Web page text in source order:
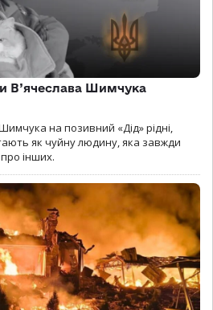
В’ячеслава Шимчука
на позивний «Дід» рідні,
як чуйну людину, яка завжди
інших.